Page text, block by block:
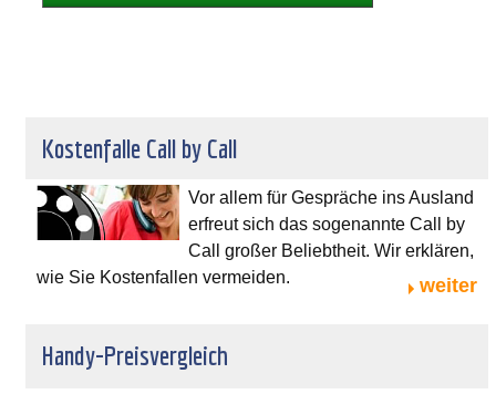
Kostenfalle Call by Call
Vor allem für Gespräche ins Ausland
erfreut sich das sogenannte Call by
Call großer Beliebtheit. Wir erklären,
wie Sie Kostenfallen vermeiden.
weiter
Handy-Preisvergleich